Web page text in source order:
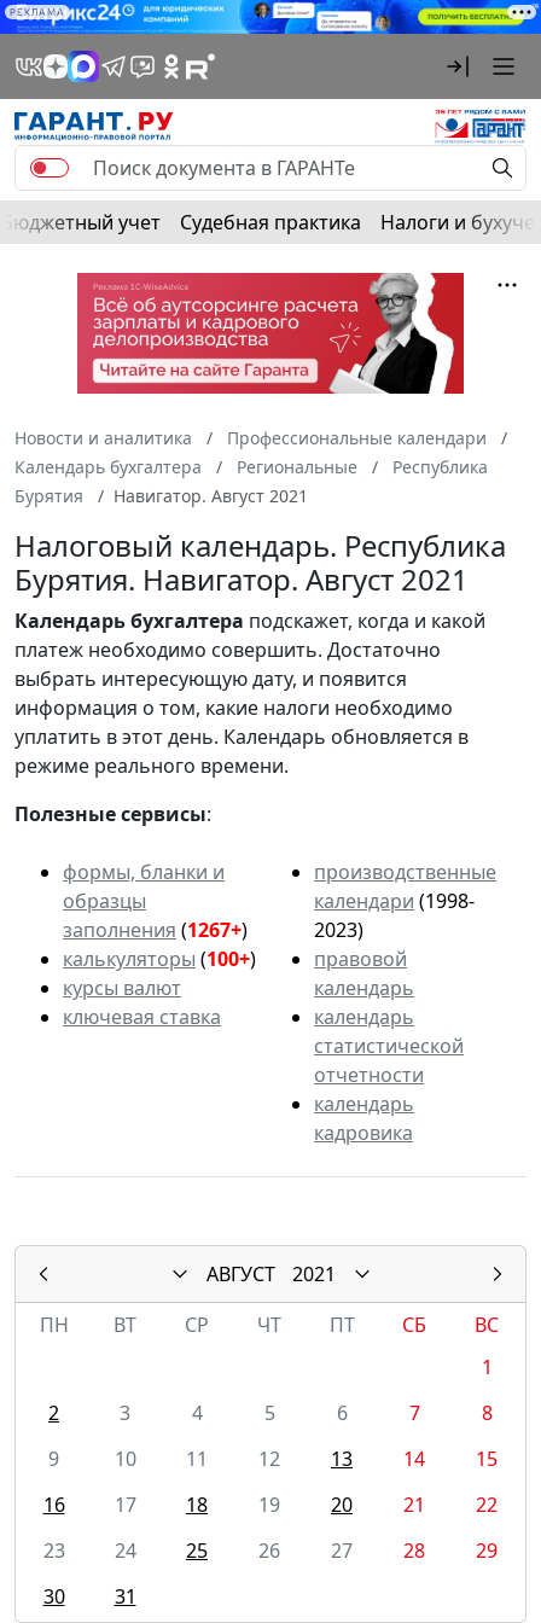
РЕКЛАМА
Бюджетный учет Судебная практика Налоги и
Новости и аналитика
Профессиональные календари
Календарь бухгалтера
Региональные
Республика
Бурятия
Навигатор. Август 2021
Налоговый календарь. Республика
Бурятия. Навигатор. Август 2021
Календарьбухгалтера подскажет, когда и какой
платеж необходимо совершить. Достаточно
выбрать интересующую дату, и появится
информация о том, какие налоги необходимо
уплатить в этот день. Календарь обновляется в
режиме реального времени.
Полезные сервисы:
формы, бланки и
образцы
заполнения (1267+)
калькуляторы (100+)
курсы валют
ключевая ставка
производственные
календари (1998-
2023)
правовой
календарь
календарь
статистической
отчетности
календарь
кадровика
АВГУСТ
2021
ПН
ВТ СР ЧТ ПТ СБ
ВС
1
2
3 4 5 6 7
8
9
10 11 12 13 14
15
16
17 18 19 20 21
22
23
24 25 26 27 28
29
30
31